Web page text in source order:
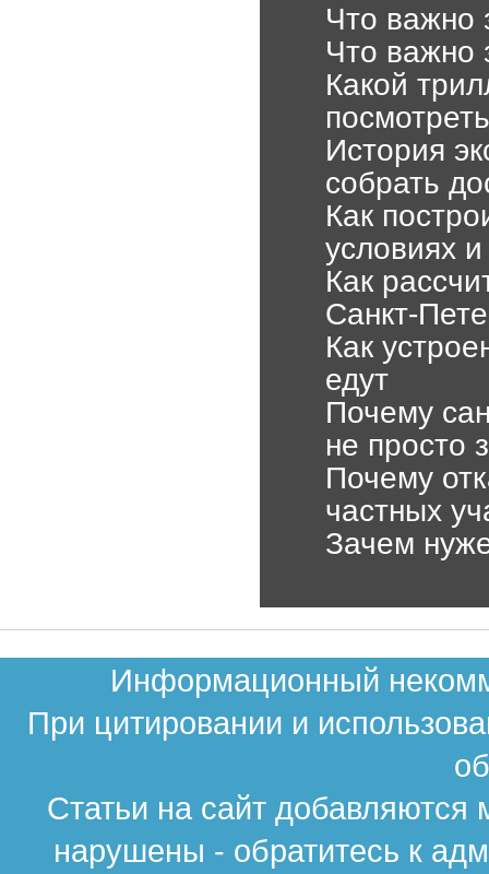
Что важно
Что важно
Какой
посмотреть
История
собрать
Как
условиях
Как
Санкт-
Как
едут
Почему
не просто
Почему
частных
Зачем
Информационный
При цитировании и
Статьи на сайт
нарушены - обратитесь к